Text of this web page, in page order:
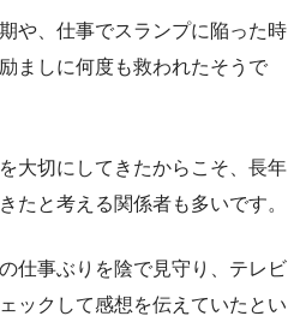
や、仕事でスランプに陥った時
ましに何度も救われたそうで
大切にしてきたからこそ、長年
たと考える関係者も多いです。
仕事ぶりを陰で見守り、テレビ
ックして感想を伝えていたとい